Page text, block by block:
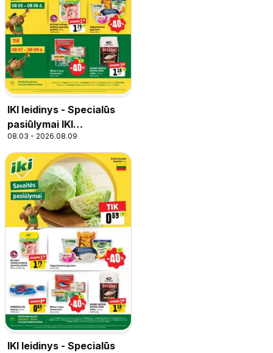
IKI leidinys - Specialūs
pasiūlymai IKI
parduotuvės klientams
08.03 - 2026.08.09
IKI leidinys - Specialūs